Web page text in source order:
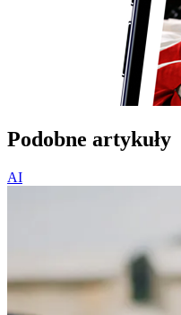
Podobne artykuły
AI